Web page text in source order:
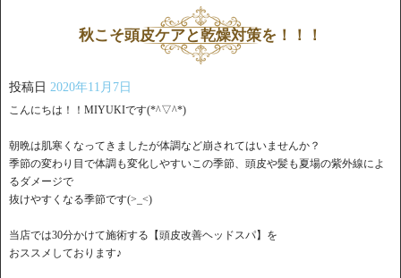
秋こそ頭皮ケアと乾燥対策を！！！
投稿日 2020年11月7日
こんにちは！！MIYUKIです(*^▽^*)
朝晩は肌寒くなってきましたが体調など崩されてはいませんか？
季節の変わり目で体調も変化しやすいこの季節、頭皮や髪も夏場の紫外線によ
るダメージで
抜けやすくなる季節です(>_<)
当店では30分かけて施術する【頭皮改善ヘッドスパ】を
おススメしております♪